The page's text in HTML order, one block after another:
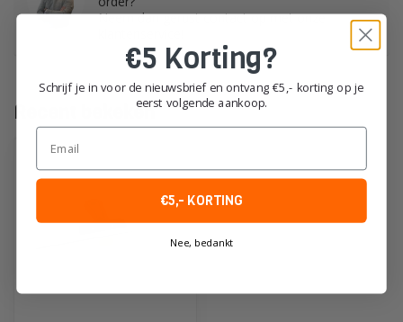
Neem dan gerust contact op met onze
Recent bekeken
€5 Korting?
Schrijf je in voor de nieuwsbrief en ontvang €5,- korting op je
eerst volgende aankoop.
Email
€5,- KORTING
Nee, bedankt